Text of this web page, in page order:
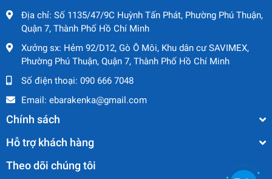
Địa chỉ: Số 1135/47/9C Huỳnh Tấn Phát, Phường Phú Thuận,
Quận 7, Thành Phố Hồ Chí Minh
Xưởng sx: Hẻm 92/D12, Gò Ô Môi, Khu dân cư SAVIMEX,
Phường Phú Thuận, Quận 7, Thành Phố Hồ Chí Minh
Số điện thoại: 090 666 7048
Email: ebarakenka@gmail.com
Chính sách
Hỗ trợ khách hàng
Theo dõi chúng tôi